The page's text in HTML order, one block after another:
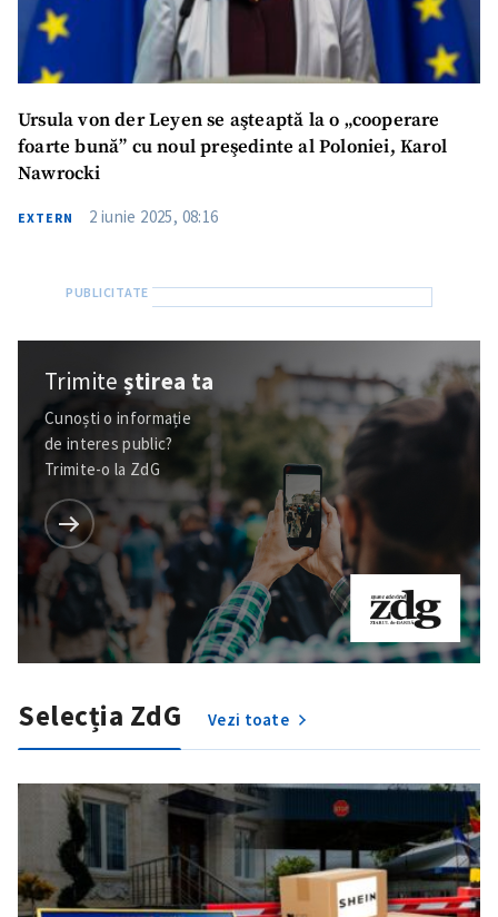
Ursula von der Leyen se aşteaptă la o „cooperare
foarte bună” cu noul preşedinte al Poloniei, Karol
Nawrocki
EXTERN 2 iunie 2025, 08:16
Trimiteștirea ta
Cunoști o informație
de interes public?
Trimite-o la ZdG
Selecția ZdG Vezi toate